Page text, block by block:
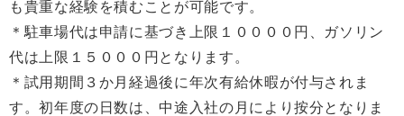
も貴重な経験を積むことが可能です。
＊駐車場代は申請に基づき上限１００００円、ガソリン
代は上限１５０００円となります。
＊試用期間３か月経過後に年次有給休暇が付与されま
す。初年度の日数は、中途入社の月により按分となりま